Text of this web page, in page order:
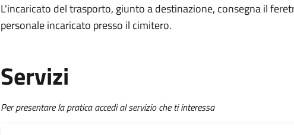
L'incaricato del trasporto, giunto a destinazione, consegna il
personale incaricato presso il cimitero.
Servizi
Per presentare la pratica accedi al servizio che ti interessa